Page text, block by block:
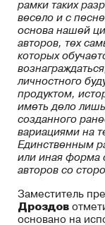
рамки таких
весело и с
основа нашей
авторов, тех
которых
личностного
продуктом,
иметь дело
созданного
вариациями на
Единственным
или иная форма
авторов со
Заместитель
Дроздов
основано на